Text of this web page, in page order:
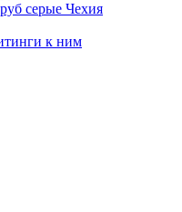
серые Чехия
к ним